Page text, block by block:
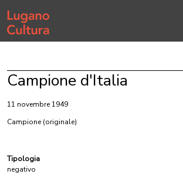
Home page
Campione d'Italia
11 novembre 1949
Campione (originale)
Tipologia
negativo